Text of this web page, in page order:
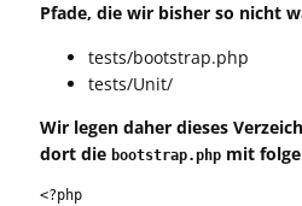
Pfade, die wir bisher so nicht
tests/bootstrap.php
tests/Unit/
Wir legen daher dieses
dort diebootstrap.php mit
<?php